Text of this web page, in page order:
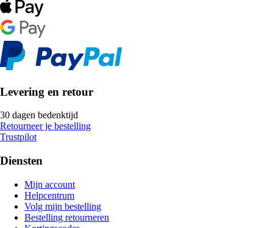
Levering en retour
30 dagen bedenktijd
Retourneer je bestelling
Trustpilot
Diensten
Mijn account
Helpcentrum
Volg mijn bestelling
Bestelling retourneren